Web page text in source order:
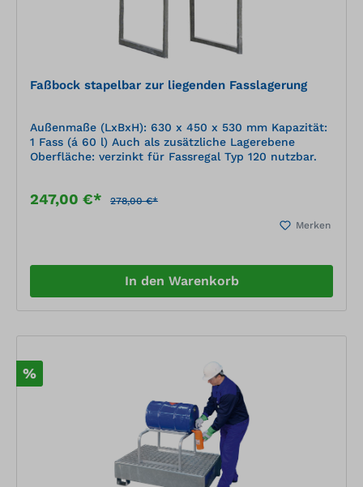
Faßbock stapelbar zur liegenden Fasslagerung
Außenmaße (LxBxH): 630 x 450 x 530 mm Kapazität:
1 Fass (á 60 l) Auch als zusätzliche Lagerebene
Oberfläche: verzinkt für Fassregal Typ 120 nutzbar.
247,00 €* 278,00 €*
Merken
In den Warenkorb
%